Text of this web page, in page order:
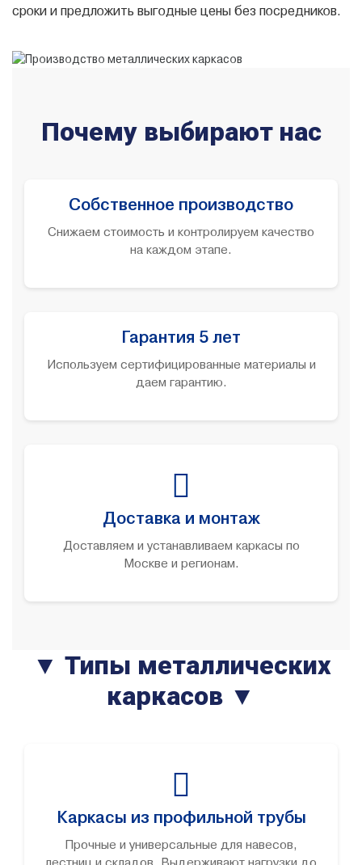
сроки и предложить выгодные цены без посредников.
Почему выбирают нас
Собственное производство
Снижаем стоимость и контролируем качество
на каждом этапе.
Гарантия 5 лет
Используем сертифицированные материалы и
даем гарантию.
Доставка и монтаж
Доставляем и устанавливаем каркасы по
Москве и регионам.
▼ Типы металлических
каркасов ▼
Каркасы из профильной трубы
Прочные и универсальные для навесов,